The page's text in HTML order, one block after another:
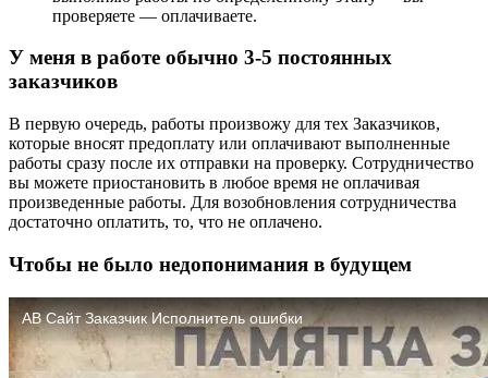
проверяете — оплачиваете.
У меня в работе обычно 3-5 постоянных
заказчиков
В первую очередь, работы произвожу для тех Заказчиков,
которые вносят предоплату или оплачивают выполненные
работы сразу после их отправки на проверку. Сотрудничество
вы можете приостановить в любое время не оплачивая
произведенные работы. Для возобновления сотрудничества
достаточно оплатить, то, что не оплачено.
Чтобы не было недопонимания в будущем